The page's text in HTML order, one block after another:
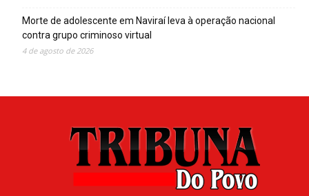
Morte de adolescente em Naviraí leva à operação nacional
contra grupo criminoso virtual
4 de agosto de 2026